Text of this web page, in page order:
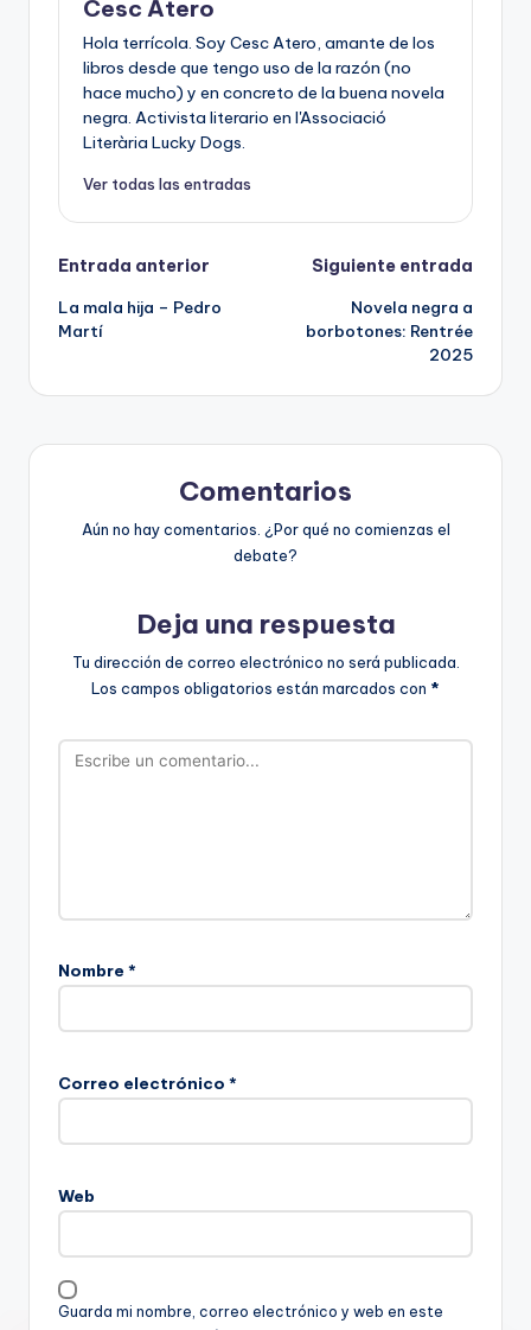
Cesc Atero
Hola terrícola. Soy Cesc Atero, amante de los
libros desde que tengo uso de la razón (no
hace mucho) y en concreto de la buena novela
negra. Activista literario en l'Associació
Literària Lucky Dogs.
Ver todas las entradas
Navegación
de
Entrada anterior
La mala hija – Pedro
Martí
Siguiente entrada
Novela negra a
borbotones: Rentrée
2025
Comentarios
Aún no hay comentarios. ¿Por qué no comienzas el
debate?
Deja una respuesta
Tu dirección de correo electrónico no será publicada.
Los campos obligatorios están marcados con *
Nombre *
Correo electrónico *
Web
Guarda mi nombre, correo electrónico y web en este